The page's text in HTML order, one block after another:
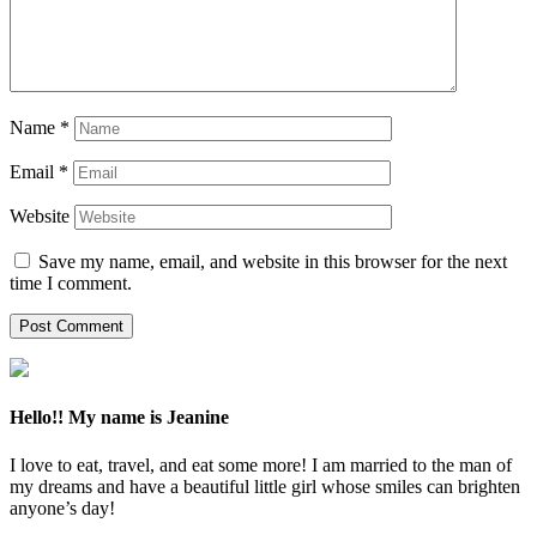
Name *
Email *
Website
Save my name, email, and website in this browser for the next
time I comment.
Hello!! My name is Jeanine
I love to eat, travel, and eat some more! I am married to the man of
my dreams and have a beautiful little girl whose smiles can brighten
anyone’s day!